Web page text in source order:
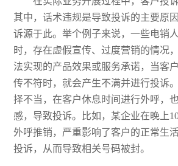
其中，话术违规是导致投诉的主要原
诉源于此。举个例子来说，一些电销
时，存在虚假宣传、过度营销的情况
法实现的产品效果或服务承诺，当客
传不符时，就会产生不满并进行投诉
择不当，在客户休息时间进行外呼，
感，导致投诉。比如，某企业在晚上
外呼推销，严重影响了客户的正常生
投诉，从而导致相关号码被封。